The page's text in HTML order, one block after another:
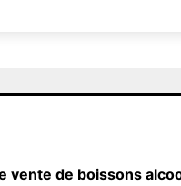
vente de boissons